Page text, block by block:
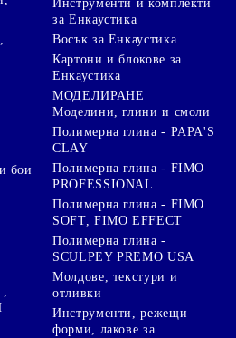
бои
Инструменти и комплекти
за Енкаустика
Восък за Енкаустика
Картони и блокове за
Енкаустика
МОДЕЛИРАНЕ
Моделини, глини и смоли
Полимерна глина - PAPA'S
CLAY
Полимерна глина - FIMO
PROFESSIONAL
Полимерна глина - FIMO
SOFT, FIMO EFFECT
Полимерна глина -
SCULPEY PREMO USA
Молдове, текстури и
отливки
Инструменти, режещи
форми, лакове за